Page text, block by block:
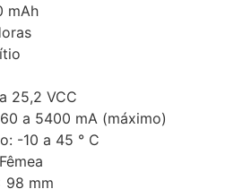
mAh
25,2 VCC
a 5400 mA (máximo)
-10 a 45 ° C
98 mm